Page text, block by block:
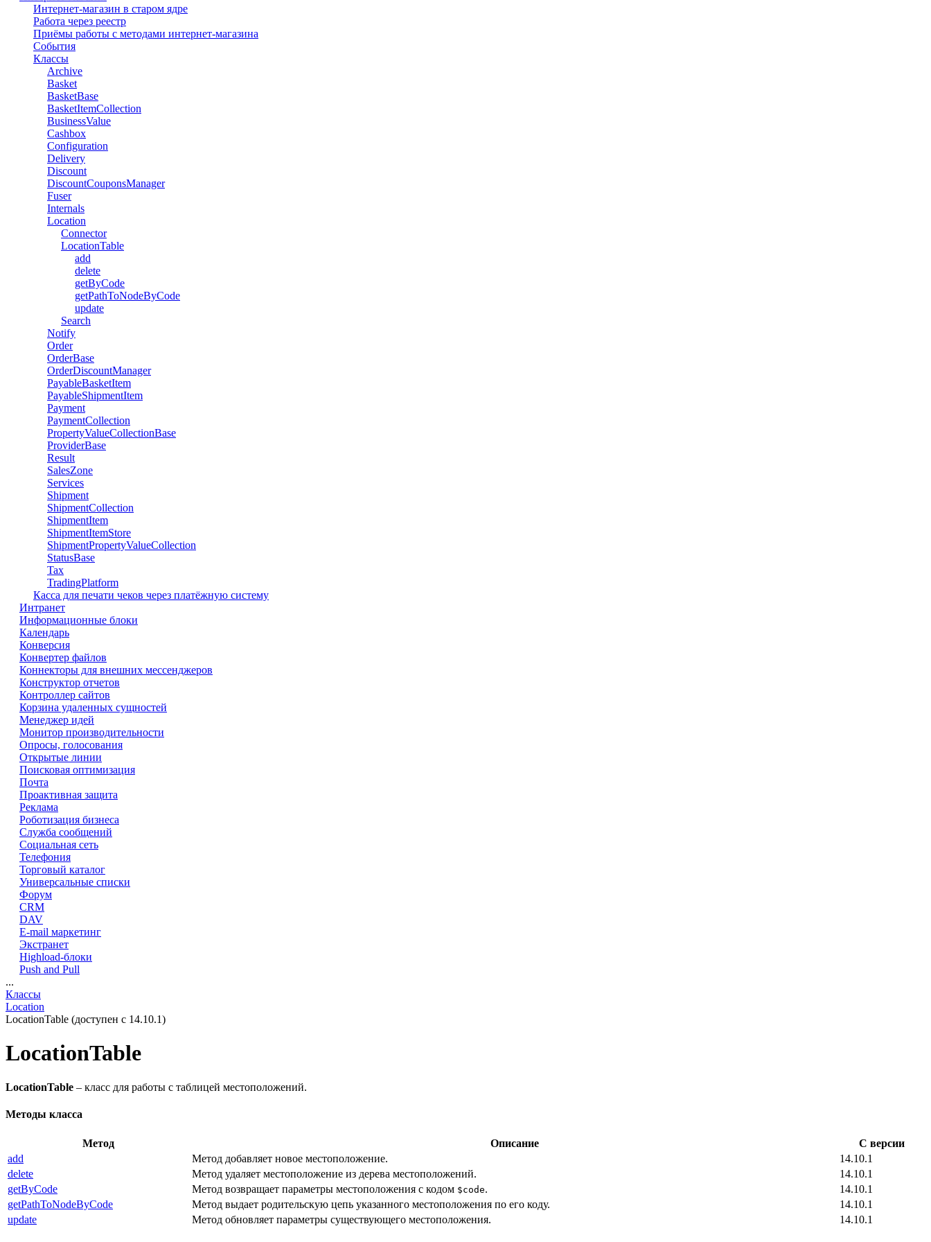
Интернет-магазин в старом ядре
Работа через реестр
Приёмы работы с методами интернет-магазина
События
Классы
Archive
Basket
BasketBase
BasketItemCollection
BusinessValue
Cashbox
Configuration
Delivery
Discount
DiscountCouponsManager
Fuser
Internals
Location
Connector
LocationTable
add
delete
getByCode
getPathToNodeByCode
update
Search
Notify
Order
OrderBase
OrderDiscountManager
PayableBasketItem
PayableShipmentItem
Payment
PaymentCollection
PropertyValueCollectionBase
ProviderBase
Result
SalesZone
Services
Shipment
ShipmentCollection
ShipmentItem
ShipmentItemStore
ShipmentPropertyValueCollection
StatusBase
Tax
TradingPlatform
Касса для печати чеков через платёжную систему
Интранет
Информационные блоки
Календарь
Конверсия
Конвертер файлов
Коннекторы для внешних мессенджеров
Конструктор отчетов
Контроллер сайтов
Корзина удаленных сущностей
Менеджер идей
Монитор производительности
Опросы, голосования
Открытые линии
Поисковая оптимизация
Почта
Проактивная защита
Реклама
Роботизация бизнеса
Служба сообщений
Социальная сеть
Телефония
Торговый каталог
Универсальные списки
Форум
CRM
DAV
E-mail маркетинг
Экстранет
Highload-блоки
Push and Pull
...
Классы
Location
LocationTable (доступен с 14.10.1)
LocationTable
LocationTable – класс для работы с таблицей местоположений.
Методы класса
Метод Описание
С версии
add
Метод добавляет новое местоположение.
14.10.1
delete
Метод удаляет местоположение из дерева местоположений.
14.10.1
getByCode
Метод возвращает параметры местоположения с кодом $code.
14.10.1
getPathToNodeByCode
Метод выдает родительскую цепь указанного местоположения по его коду.
14.10.1
update
Метод обновляет параметры существующего местоположения. 14.10.1